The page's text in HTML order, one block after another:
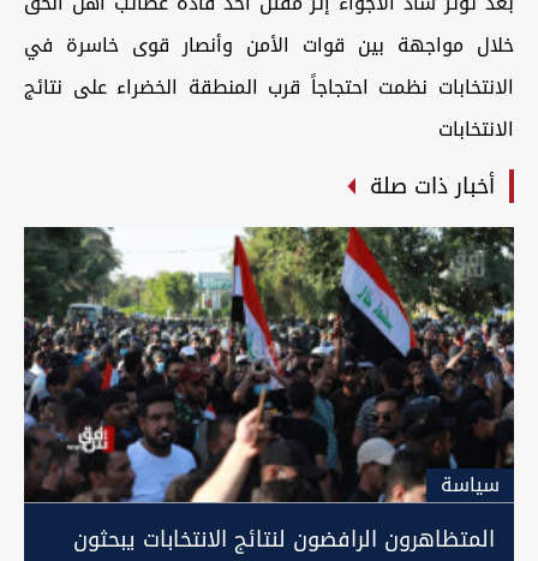
خلال مواجهة بين قوات الأمن وأنصار قوى خاسرة في
الانتخابات نظمت احتجاجاً قرب المنطقة الخضراء على نتائج
الانتخابات
أخبار ذات صلة
سیاسة
المتظاهرون الرافضون لنتائج الانتخابات يبحثون